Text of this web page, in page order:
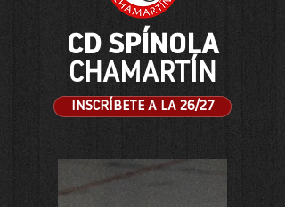
CD SPÍNOLA
CHAMARTÍN
INSCRÍBETE A LA 26/27